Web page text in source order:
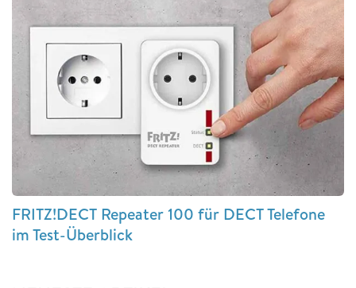
FRITZ!DECT Repeater 100 für DECT Telefone
im Test-Überblick